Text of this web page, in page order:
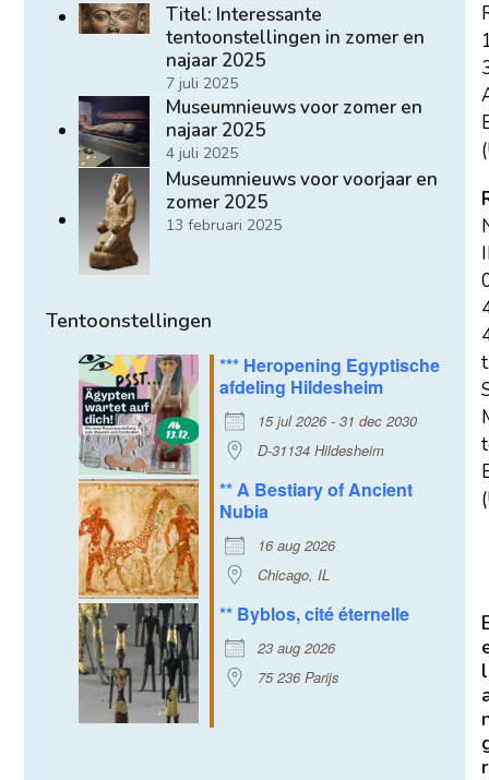
Titel: Interessante
tentoonstellingen in zomer en
najaar 2025
7 juli 2025
Museumnieuws voor zomer en
najaar 2025
4 juli 2025
Museumnieuws voor voorjaar en
zomer 2025
13 februari 2025
Tentoonstellingen
*** Heropening Egyptische
afdeling Hildesheim
15 jul 2026 - 31 dec 2030
D-31134 Hildesheim
** A Bestiary of Ancient
Nubia
16 aug 2026
Chicago, IL
** Byblos, cité éternelle
23 aug 2026
75 236 Parijs
l
r